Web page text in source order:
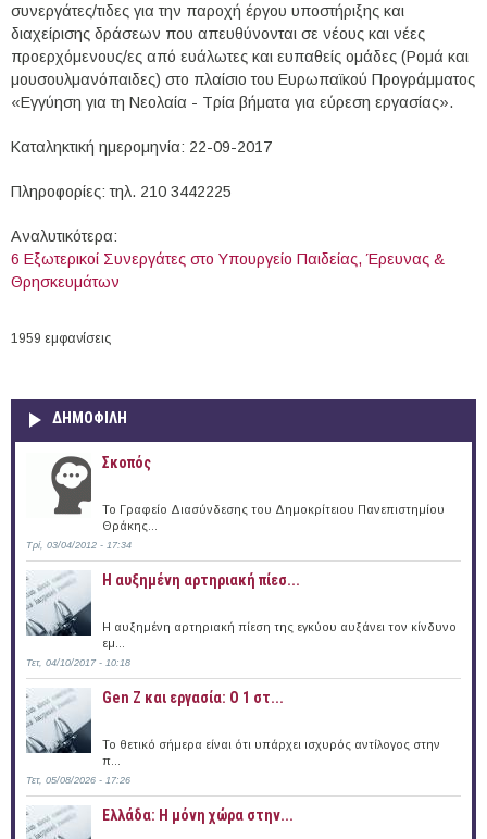
συνεργάτες/τιδες για την παροχή έργου υποστήριξης και
διαχείρισης δράσεων που απευθύνονται σε νέους και νέες
προερχόμενους/ες από ευάλωτες και ευπαθείς ομάδες (Ρομά και
μουσουλμανόπαιδες) στο πλαίσιο του Ευρωπαϊκού Προγράμματος
«Εγγύηση για τη Νεολαία - Τρία βήματα για εύρεση εργασίας».
Καταληκτική ημερομηνία: 22-09-2017
Πληροφορίες: τηλ. 210 3442225
Αναλυτικότερα:
6 Εξωτερικοί Συνεργάτες στο Υπουργείο Παιδείας, Έρευνας &
Θρησκευμάτων
1959 εμφανίσεις
ΔΗΜΟΦΙΛΗ
Σκοπός
Το Γραφείο Διασύνδεσης του Δημοκρίτειου Πανεπιστημίου
Θράκης...
Τρί, 03/04/2012 - 17:34
Η αυξημένη αρτηριακή πίεσ...
Η αυξημένη αρτηριακή πίεση της εγκύου αυξάνει τον κίνδυνο
εμ...
Τετ, 04/10/2017 - 10:18
Gen Z και εργασία: Ο 1 στ...
Το θετικό σήμερα είναι ότι υπάρχει ισχυρός αντίλογος στην
π...
Τετ, 05/08/2026 - 17:26
Ελλάδα: Η μόνη χώρα στην...